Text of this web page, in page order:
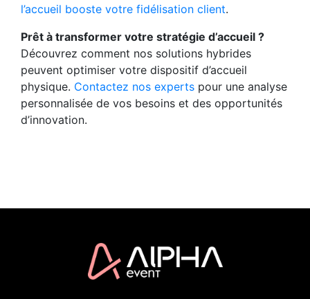
l’accueil booste votre fidélisation client.
Prêt à transformer votre stratégie d’accueil ?
Découvrez comment nos solutions hybrides
peuvent optimiser votre dispositif d’accueil
physique. Contactez nos experts pour une analyse
personnalisée de vos besoins et des opportunités
d’innovation.